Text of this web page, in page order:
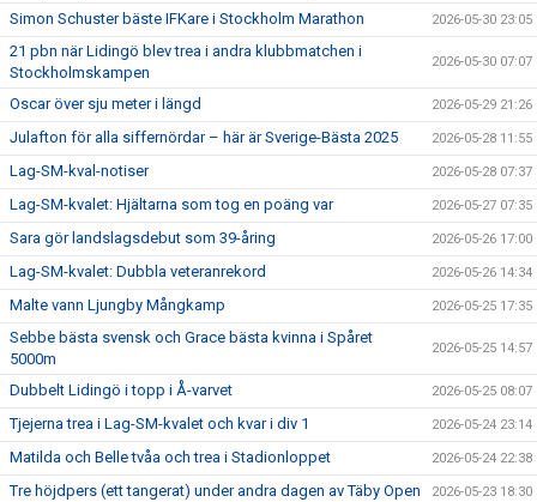
Simon Schuster bäste IFKare i Stockholm Marathon 2026-05-30 23:05
21 pbn när Lidingö blev trea i andra klubbmatchen i
Stockholmskampen
2026-05-30 07:07
Oscar över sju meter i längd 2026-05-29 21:26
Julafton för alla siffernördar – här är Sverige-Bästa 2025 2026-05-28 11:55
Lag-SM-kval-notiser 2026-05-28 07:37
Lag-SM-kvalet: Hjältarna som tog en poäng var 2026-05-27 07:35
Sara gör landslagsdebut som 39-åring 2026-05-26 17:00
Lag-SM-kvalet: Dubbla veteranrekord 2026-05-26 14:34
Malte vann Ljungby Mångkamp 2026-05-25 17:35
Sebbe bästa svensk och Grace bästa kvinna i Spåret
5000m
2026-05-25 14:57
Dubbelt Lidingö i topp i Å-varvet 2026-05-25 08:07
Tjejerna trea i Lag-SM-kvalet och kvar i div 1 2026-05-24 23:14
Matilda och Belle tvåa och trea i Stadionloppet 2026-05-24 22:38
Tre höjdpers (ett tangerat) under andra dagen av Täby Open 2026-05-23 18:30